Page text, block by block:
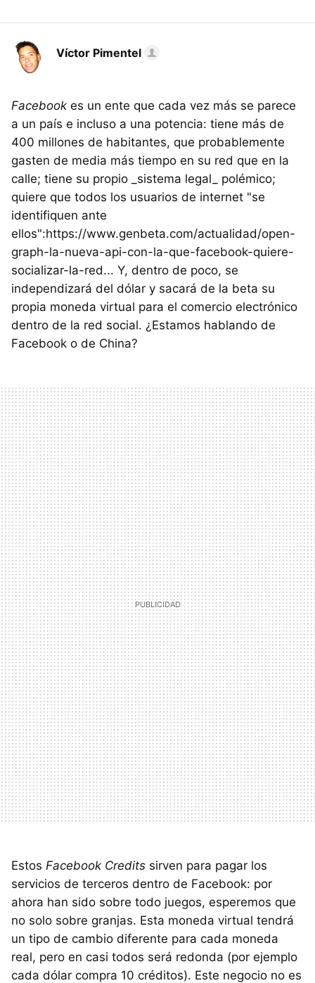
Víctor Pimentel
Facebook es un ente que cada vez más se parece
a un país e incluso a una potencia: tiene más de
400 millones de habitantes, que probablemente
gasten de media más tiempo en su red que en la
calle; tiene su propio _sistema legal_ polémico;
quiere que todos los usuarios de internet "se
identifiquen ante
ellos":https://www.genbeta.com/actualidad/open-
graph-la-nueva-api-con-la-que-facebook-quiere-
socializar-la-red... Y, dentro de poco, se
independizará del dólar y sacará de la beta su
propia moneda virtual para el comercio electrónico
dentro de la red social. ¿Estamos hablando de
Facebook o de China?
Estos Facebook Credits sirven para pagar los
servicios de terceros dentro de Facebook: por
ahora han sido sobre todo juegos, esperemos que
no solo sobre granjas. Esta moneda virtual tendrá
un tipo de cambio diferente para cada moneda
real, pero en casi todos será redonda (por ejemplo
cada dólar compra 10 créditos). Este negocio no es